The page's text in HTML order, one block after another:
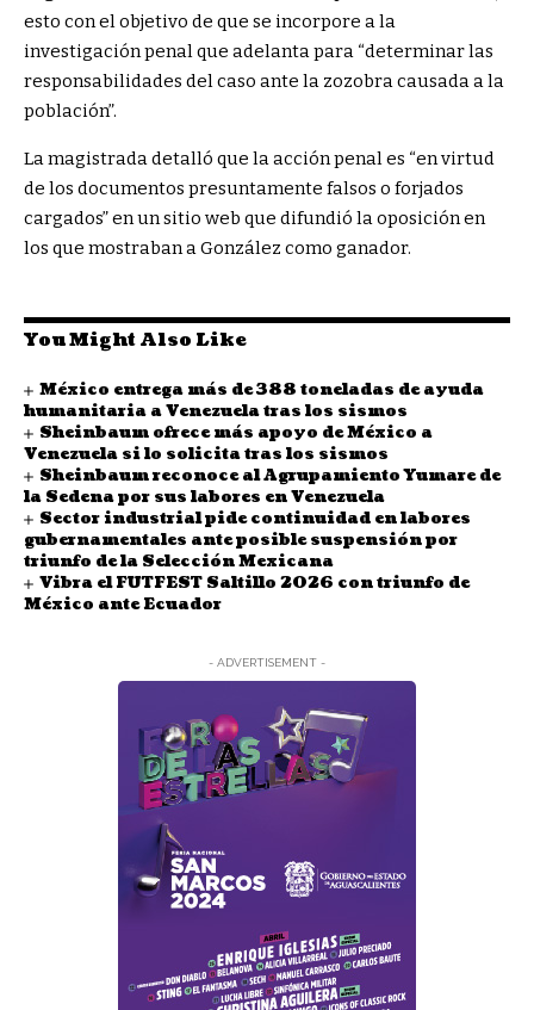
esto con el objetivo de que se incorpore a la
investigación penal que adelanta para “determinar las
responsabilidades del caso ante la zozobra causada a la
población”.
La magistrada detalló que la acción penal es “en virtud
de los documentos presuntamente falsos o forjados
cargados” en un sitio web que difundió la oposición en
los que mostraban a González como ganador.
You Might Also Like
México entrega más de 388 toneladas de ayuda
humanitaria a Venezuela tras los sismos
Sheinbaum ofrece más apoyo de México a
Venezuela si lo solicita tras los sismos
Sheinbaum reconoce al Agrupamiento Yumare de
la Sedena por sus labores en Venezuela
Sector industrial pide continuidad en labores
gubernamentales ante posible suspensión por
triunfo de la Selección Mexicana
Vibra el FUTFEST Saltillo 2026 con triunfo de
México ante Ecuador
- ADVERTISEMENT -